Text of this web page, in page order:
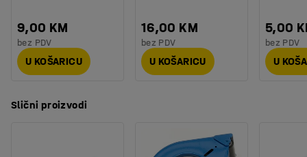
9,00 KM
bez PDV
U KOŠARICU
16,00 KM
bez PDV
U KOŠARICU
5,00
bez PDV
U
Slični proizvodi